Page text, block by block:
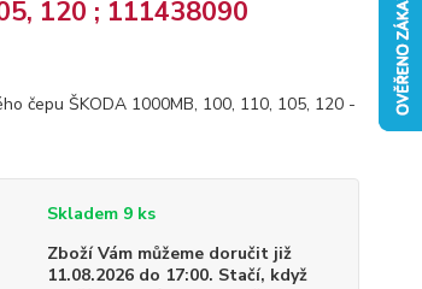
120 ; 111438090
čepu ŠKODA 1000MB, 100, 110, 105, 120 -
Skladem 9 ks
Zboží Vám můžeme doručit již
11.08.2026 do 17:00. Stačí, když